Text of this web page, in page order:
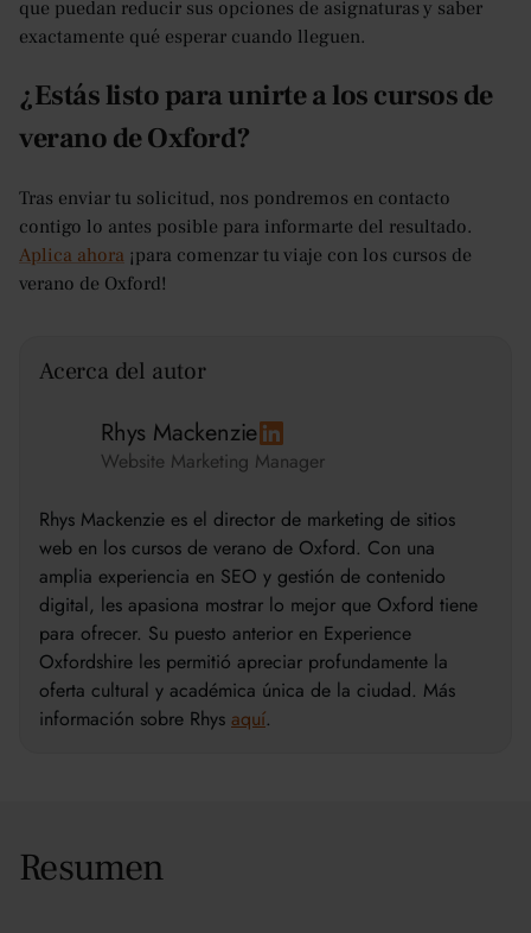
que puedan reducir sus opciones de asignaturas y saber
exactamente qué esperar cuando lleguen.
¿Estás listo para unirte a los cursos de
verano de Oxford?
Tras enviar tu solicitud, nos pondremos en contacto
contigo lo antes posible para informarte del resultado.
Aplica ahora ¡para comenzar tu viaje con los cursos de
verano de Oxford!
Acerca del autor
Rhys Mackenzie
Website Marketing Manager
Rhys Mackenzie es el director de marketing de sitios
web en los cursos de verano de Oxford. Con una
amplia experiencia en SEO y gestión de contenido
digital, les apasiona mostrar lo mejor que Oxford tiene
para ofrecer. Su puesto anterior en Experience
Oxfordshire les permitió apreciar profundamente la
oferta cultural y académica única de la ciudad. Más
información sobre Rhys aquí.
Resumen